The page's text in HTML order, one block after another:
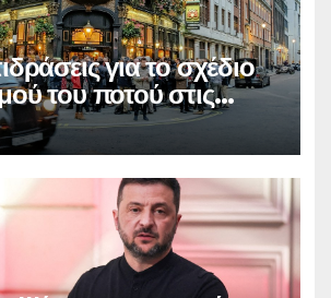
για το σχέδιο
του ποτού στις